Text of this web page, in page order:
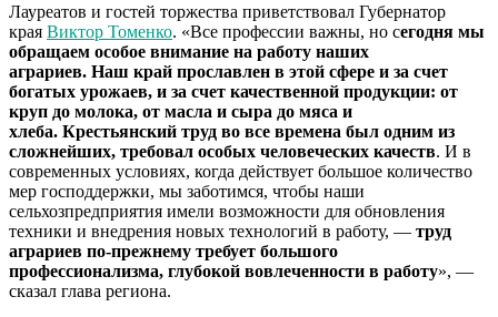
Лауреатов и гостей торжества приветствовал Губернатор
края Виктор Томенко. «Все профессии важны, но сегодня мы
обращаем особое внимание на работу наших
аграриев. Наш край прославлен в этой сфере и за счет
богатых урожаев, и за счет качественной продукции: от
круп до молока, от масла и сыра до мяса и
хлеба. Крестьянский труд во все времена был одним из
сложнейших, требовал особых человеческих качеств. И в
современных условиях, когда действует большое количество
мер господдержки, мы заботимся, чтобы наши
сельхозпредприятия имели возможности для обновления
техники и внедрения новых технологий в работу, — труд
аграриев по-прежнему требует большого
профессионализма, глубокой вовлеченности в работу», —
сказал глава региона.